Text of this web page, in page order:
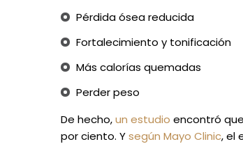
Pérdida ósea reducida
Fortalecimiento y tonificación
Más calorías quemadas
Perder peso
De hecho,un estudio encontró
por ciento. Ysegún Mayo Clinic, el